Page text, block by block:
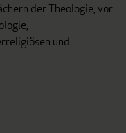
der Theologie, vor
und